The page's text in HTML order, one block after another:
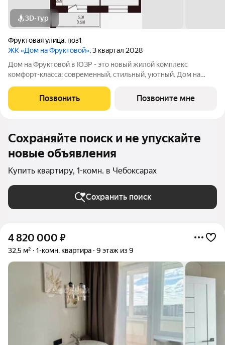
3D-тур
Фруктовая улица, поз1
ЖК «Дом на Фруктовой», 3 квартал 2028
Дом на Фруктовой в ЮЗР - это новый жилой комплекс
комфорт-класса: современный, стильный, уютный. Дом на
удачным расположением, развитой инфраструктурой,
продуманной архитектурой и инженерным
Позвонить Позвоните мне
Сохраняйте поиск и не упускайте
новые объявления
Купить квартиру, 1-комн. в Чебоксарах
Сохранить поиск
4 820 000 ₽
32,5 м² 1-комн. квартира 9 этаж из 9